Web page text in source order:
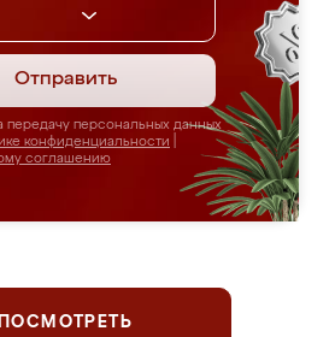
Отправить
передачу персональных данных
конфиденциальности
соглашению
ПОСМОТРЕТЬ